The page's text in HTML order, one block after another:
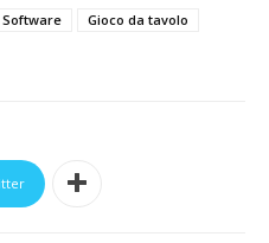
Gioco da tavolo